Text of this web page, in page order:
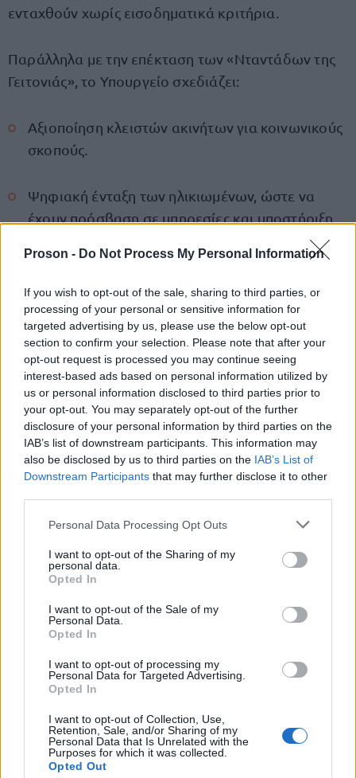
Proson - Do Not Process My Personal Information
If you wish to opt-out of the sale, sharing to third parties, or
processing of your personal or sensitive information for
targeted advertising by us, please use the below opt-out
section to confirm your selection. Please note that after your
opt-out request is processed you may continue seeing
interest-based ads based on personal information utilized by
us or personal information disclosed to third parties prior to
your opt-out. You may separately opt-out of the further
disclosure of your personal information by third parties on the
IAB’s list of downstream participants. This information may
also be disclosed by us to third parties on the IAB’s List of
Downstream Participants that may further disclose it to other
Please note that this website/app uses one or more Google
not limited to your visit or usage behaviour. You may click to
grant or deny consent to Google and its third-party tags to
use your data for below specified purposes in below Google
consent section.
Personal Data Processing Opt Outs
I want to opt-out of the Sharing of my
personal data.
Opted In
I want to opt-out of the Sale of my
Personal Data.
Opted In
I want to opt-out of processing my
Personal Data for Targeted Advertising.
Opted In
I want to opt-out of Collection, Use,
Retention, Sale, and/or Sharing of my
Personal Data that Is Unrelated with the
Purposes for which it was collected.
Opted Out
ενταχθούν χωρίς εισοδηματικά κριτήρια.
Παράλληλα με την επέκταση των «Νταντάδων της
Γειτονιάς», το Υπουργείο σχεδιάζει:
Αξιοποίηση κλειστών ακινήτων για κοινωνικούς
σκοπούς.
Ψηφιακή ένταξη των ηλικιωμένων, ώστε να
έχουν πρόσβαση σε υπηρεσίες και υποστήριξη
Στόχος είναι η δημιουργία ενός ολοκληρωμένου
πλέγματος κοινωνικής στήριξης για όλες τις
ηλικιακές ομάδες και η ενίσχυση της οικογενειακής
καθημερινότητας.
ΑΣΕΠ: Εξ αποστάσεως η πιο Εύκολη
μέρες
Μάθε πρώτος όλες τις σημαντικές